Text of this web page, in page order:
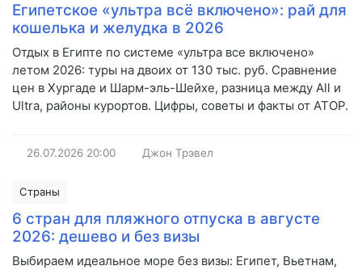
Египетское «ультра всё включено»: рай для
кошелька и желудка в 2026
Отдых в Египте по системе «ультра все включено»
летом 2026: туры на двоих от 130 тыс. руб. Сравнение
цен в Хургаде и Шарм-эль-Шейхе, разница между All и
Ultra, районы курортов. Цифры, советы и факты от АТОР.
26.07.2026 20:00 Джон Трэвел
Страны
6 стран для пляжного отпуска в августе
2026: дешево и без визы
Выбираем идеальное море без визы: Египет, Вьетнам,